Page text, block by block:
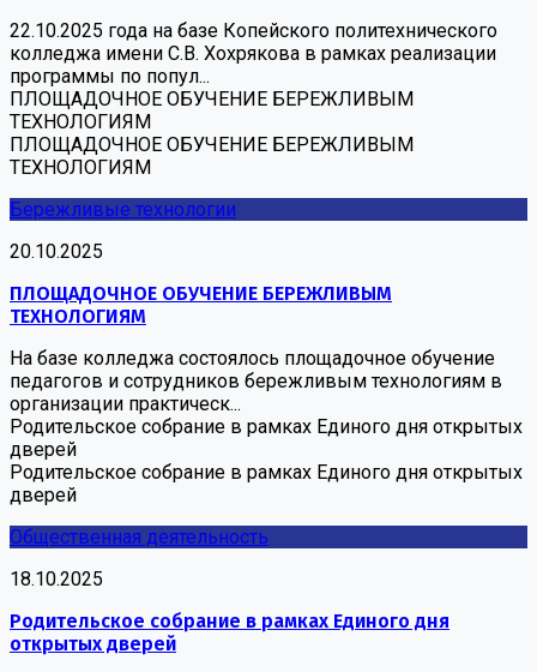
22.10.2025 года на базе Копейского политехнического
колледжа имени С.В. Хохрякова в рамках реализации
программы по попул...
ПЛОЩАДОЧНОЕ ОБУЧЕНИЕ БЕРЕЖЛИВЫМ
ТЕХНОЛОГИЯМ
ПЛОЩАДОЧНОЕ ОБУЧЕНИЕ БЕРЕЖЛИВЫМ
ТЕХНОЛОГИЯМ
Бережливые технологии
20.10.2025
ПЛОЩАДОЧНОЕ ОБУЧЕНИЕ БЕРЕЖЛИВЫМ
ТЕХНОЛОГИЯМ
На базе колледжа состоялось площадочное обучение
педагогов и сотрудников бережливым технологиям в
организации практическ...
Родительское собрание в рамках Единого дня открытых
дверей
Родительское собрание в рамках Единого дня открытых
дверей
Общественная деятельность
18.10.2025
Родительское собрание в рамках Единого дня
открытых дверей